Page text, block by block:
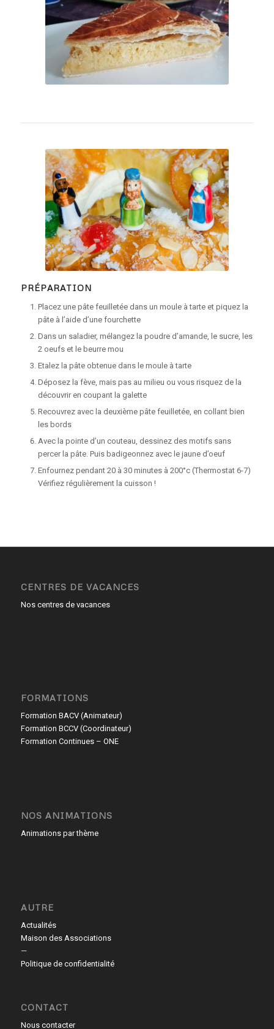
PRÉPARATION
Placez une pâte feuilletée dans un moule à tarte et piquez la
pâte à l’aide d’une fourchette
Dans un saladier, mélangez la poudre d’amande, le sucre, les
2 oeufs et le beurre mou
Etalez la pâte obtenue dans le moule à tarte
Déposez la fève, mais pas au milieu ou vous risquez de la
découvrir en coupant la galette
Recouvrez avec la deuxième pâte feuilletée, en collant bien
les bords
Avec la pointe d’un couteau, dessinez des motifs sans
percer la pâte. Puis badigeonnez avec le jaune d’oeuf
Enfournez pendant 20 à 30 minutes à 200°c (Thermostat 6-7)
Vérifiez régulièrement la cuisson !
CENTRES DE VACANCES
Nos centres de vacances
FORMATIONS
Formation BACV (Animateur)
Formation BCCV (Coordinateur)
Formation Continues – ONE
NOS ANIMATIONS
Animations par thème
AUTRE
Actualités
Maison des Associations
—
Politique de confidentialité
CONTACT
Nous contacter